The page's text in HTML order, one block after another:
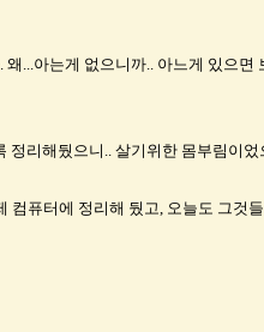
...아는게 없으니까.. 아느게 있으면
정리해뒀으니.. 살기위한 몸부림이었
컴퓨터에 정리해 뒀고, 오늘도 그것